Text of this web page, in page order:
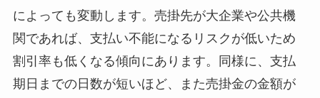
によっても変動します。売掛先が大企業や公共機
関であれば、支払い不能になるリスクが低いため
割引率も低くなる傾向にあります。同様に、支払
期日までの日数が短いほど、また売掛金の金額が